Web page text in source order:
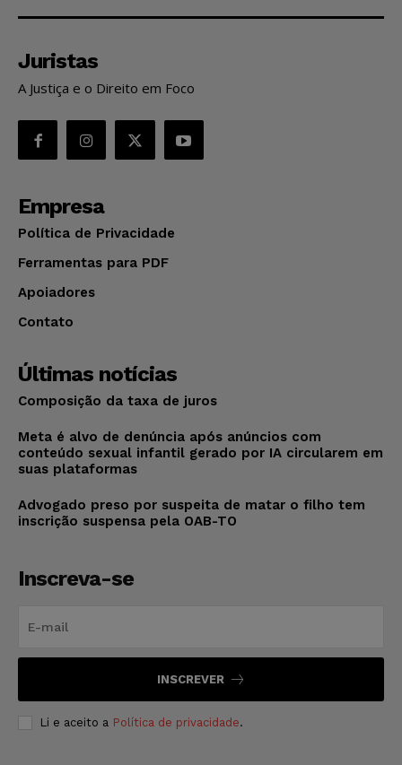
Juristas
A Justiça e o Direito em Foco
Empresa
Política de Privacidade
Ferramentas para PDF
Apoiadores
Contato
Últimas notícias
Composição da taxa de juros
Meta é alvo de denúncia após anúncios com
conteúdo sexual infantil gerado por IA circularem em
suas plataformas
Advogado preso por suspeita de matar o filho tem
inscrição suspensa pela OAB-TO
Inscreva-se
INSCREVER
Li e aceito a Política de privacidade.